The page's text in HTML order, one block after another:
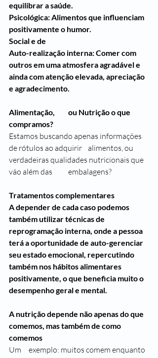
equilibrar a saúde.
Psicológica: Alimentos que influenciam
positivamente o humor.
Social e de
Auto-realização interna: Comer com
outros em uma atmosfera agradável e
ainda com atenção elevada, apreciação
e agradecimento.
Alimentação, 	ou Nutrição o que
compramos?
Estamos buscando apenas informações
de rótulos ao adquirir 	alimentos, ou
verdadeiras qualidades nutricionais que
vão além das 	embalagens?
Tratamentos complementares
A depender de cada caso podemos
também utilizar técnicas de
reprogramação interna, onde a pessoa
terá a oportunidade de auto-gerenciar
seu estado emocional, repercutindo
também nos hábitos alimentares
positivamente, o que beneficia muito o
desempenho geral e mental.
A nutrição depende não apenas do que
comemos, mas também de como
comemos
Um 	exemplo: muitos comem enquanto